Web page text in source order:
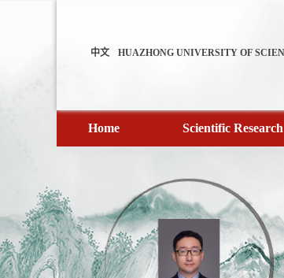
中文 HUAZHONG UNIVERSITY OF
Home Scientific Research